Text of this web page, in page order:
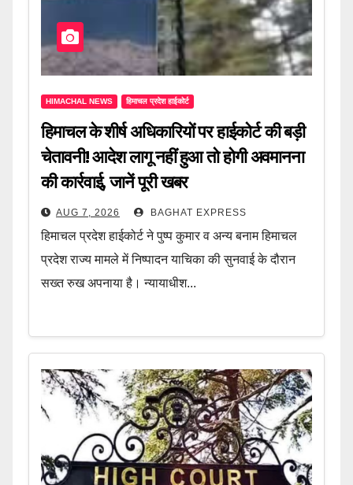
HIMACHAL NEWS हिमाचल प्रदेश हाईकोर्ट
हिमाचल के शीर्ष अधिकारियों पर हाईकोर्ट की बड़ी
चेतावनी! आदेश लागू नहीं हुआ तो होगी अवमानना
की कार्रवाई, जानें पूरी खबर
AUG 7, 2026 BAGHAT EXPRESS
हिमाचल प्रदेश हाईकोर्ट ने पुष्प कुमार व अन्य बनाम हिमाचल
प्रदेश राज्य मामले में निष्पादन याचिका की सुनवाई के दौरान
सख्त रुख अपनाया है। न्यायाधीश...